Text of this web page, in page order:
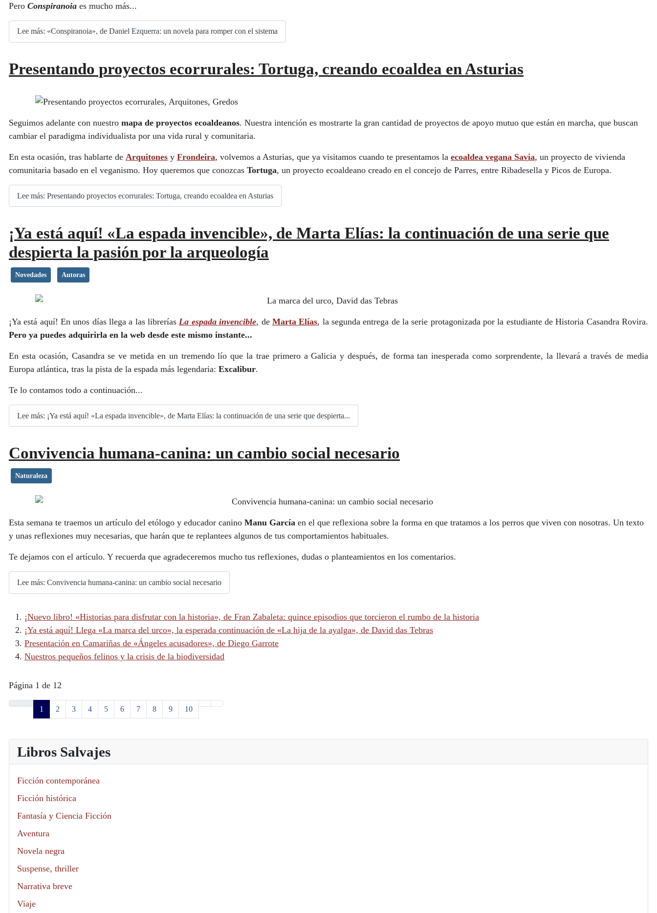
Libros Salvajes
Ficción contemporánea
Ficción histórica
Fantasía y Ciencia Ficción
Aventura
Novela negra
Suspense, thriller
Narrativa breve
Viaje
Pero Conspiranoia es mucho más...
Lee más: «Conspiranoia», de Daniel Ezquerra: un novela para romper con el sistema
Presentando proyectos ecorrurales: Tortuga, creando ecoaldea en Asturias
Seguimos adelante con nuestro mapa de proyectos ecoaldeanos. Nuestra intención es mostrarte la gran cantidad de proyectos de apoyo mutuo que están en marcha, que buscan
cambiar el paradigma individualista por una vida rural y comunitaria.
En esta ocasión, tras hablarte de Arquitones y Frondeira, volvemos a Asturias, que ya visitamos cuando te presentamos la ecoaldea vegana Savia, un proyecto de vivienda
comunitaria basado en el veganismo. Hoy queremos que conozcas Tortuga, un proyecto ecoaldeano creado en el concejo de Parres, entre Ribadesella y Picos de Europa.
Lee más: Presentando proyectos ecorrurales: Tortuga, creando ecoaldea en Asturias
¡Ya está aquí! «La espada invencible», de Marta Elías: la continuación de una serie que
despierta la pasión por la arqueología
Novedades Autoras
¡Ya está aquí! En unos días llega a las libreríasLa espada invencible, de Marta Elías, la segunda entrega de la serie protagonizada por la estudiante de Historia Casandra Rovira.
Pero ya puedes adquirirla en la web desde este mismo instante...
En esta ocasión, Casandra se ve metida en un tremendo lío que la trae primero a Galicia y después, de forma tan inesperada como sorprendente, la llevará a través de media
Europa atlántica, tras la pista de la espada más legendaria: Excalibur.
Te lo contamos todo a continuación...
Lee más: ¡Ya está aquí! «La espada invencible», de Marta Elías: la continuación de una serie que despierta...
Convivencia humana-canina: un cambio social necesario
Naturaleza
Esta semana te traemos un artículo del etólogo y educador canino Manu García en el que reflexiona sobre la forma en que tratamos a los perros que viven con nosotras. Un texto
y unas reflexiones muy necesarias, que harán que te replantees algunos de tus comportamientos habituales.
Te dejamos con el artículo. Y recuerda que agradeceremos mucho tus reflexiones, dudas o planteamientos en los comentarios.
Lee más: Convivencia humana-canina: un cambio social necesario
¡Nuevo libro! «Historias para disfrutar con la historia», de Fran Zabaleta: quince episodios que torcieron el rumbo de la historia
¡Ya está aquí! Llega «La marca del urco», la esperada continuación de «La hija de la ayalga», de David das Tebras
Presentación en Camariñas de «Ángeles acusadores», de Diego Garrote
Nuestros pequeños felinos y la crisis de la biodiversidad
Página 1 de 12
1 2 3 4 5 6 7 8 9 10